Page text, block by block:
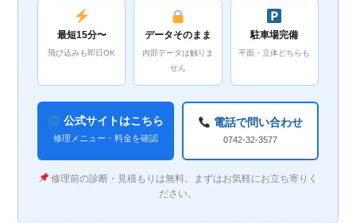
最短15分〜
飛び込みも即日OK
データそのまま
内部データは触りま
せん
駐車場完備
平面・立体どちらも
公式サイトはこちら
修理メニュー・料金を確認
電話で問い合わせ
0742-32-3577
修理前の診断・見積もりは無料。まずはお気軽にお立ち寄りく
ださい。